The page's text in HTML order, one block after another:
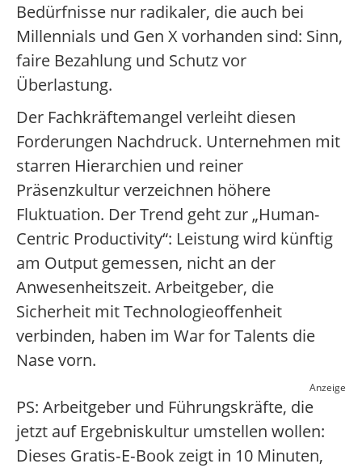
Bedürfnisse nur radikaler, die auch bei
Millennials und Gen X vorhanden sind: Sinn,
faire Bezahlung und Schutz vor
Überlastung.
Der Fachkräftemangel verleiht diesen
Forderungen Nachdruck. Unternehmen mit
starren Hierarchien und reiner
Präsenzkultur verzeichnen höhere
Fluktuation. Der Trend geht zur „Human-
Centric Productivity“: Leistung wird künftig
am Output gemessen, nicht an der
Anwesenheitszeit. Arbeitgeber, die
Sicherheit mit Technologieoffenheit
verbinden, haben im War for Talents die
Nase vorn.
Anzeige
PS: Arbeitgeber und Führungskräfte, die
jetzt auf Ergebniskultur umstellen wollen:
Dieses Gratis‑E‑Book zeigt in 10 Minuten,